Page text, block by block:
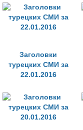
Заголовки
турецких СМИ за
22.01.2016